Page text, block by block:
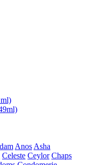
Anos Asha
Celeste Ceylor Chaps